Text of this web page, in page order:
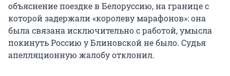
объяснение поездке в Белоруссию, на границе с
которой задержали «королеву марафонов»: она
была связана исключительно с работой, умысла
покинуть Россию у Блиновской не было. Судья
апелляционную жалобу отклонил.